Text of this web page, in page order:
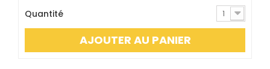
Quantité 1
AJOUTER AU PANIER